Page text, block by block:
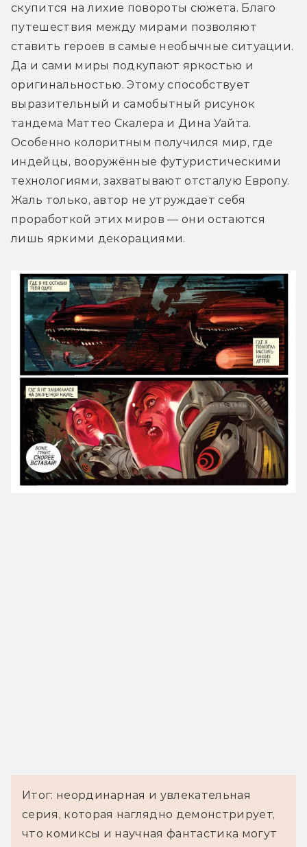
скупится на лихие повороты сюжета. Благо
путешествия между мирами позволяют
ставить героев в самые необычные ситуации.
Да и сами миры подкупают яркостью и
оригинальностью. Этому способствует
выразительный и самобытный рисунок
тандема Маттео Скалера и Дина Уайта.
Особенно колоритным получился мир, где
индейцы, вооружённые футуристическими
технологиями, захватывают отсталую Европу.
Жаль только, автор не утруждает себя
проработкой этих миров — они остаются
лишь яркими декорациями.
Итог: неординарная и увлекательная
серия, которая наглядно демонстрирует,
что комиксы и научная фантастика могут